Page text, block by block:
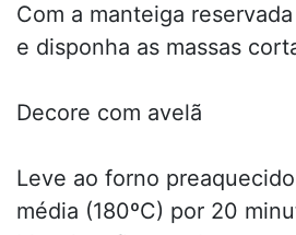
Com a manteiga
e disponha as massas
Decore com avelã
Leve ao forno
média (180ºC) por 20